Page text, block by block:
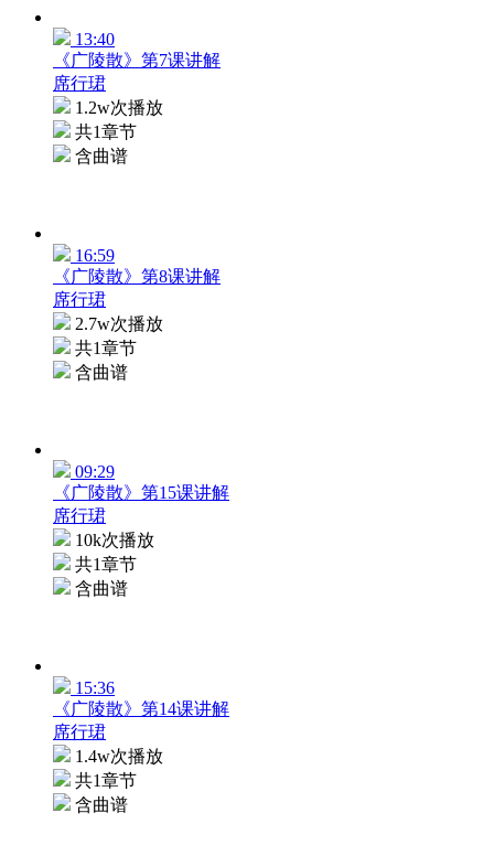
13:40
《广陵散》第7课讲解
席行珺
1.2w次播放
共1章节
含曲谱
16:59
《广陵散》第8课讲解
席行珺
2.7w次播放
共1章节
含曲谱
09:29
《广陵散》第15课讲解
席行珺
10k次播放
共1章节
含曲谱
15:36
《广陵散》第14课讲解
席行珺
1.4w次播放
共1章节
含曲谱